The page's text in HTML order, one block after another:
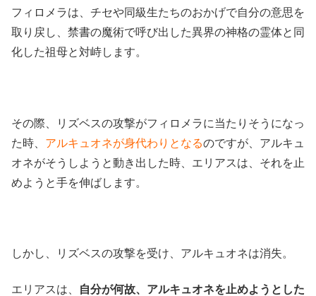
フィロメラは、チセや同級生たちのおかげで自分の意思を
取り戻し、禁書の魔術で呼び出した異界の神格の霊体と同
化した祖母と対峙します。
その際、リズベスの攻撃がフィロメラに当たりそうになっ
た時、 アルキュオネが身代わりとなるのですが、アルキュ
オネがそうしようと動き出した時、エリアスは、それを止
めようと手を伸ばします。
しかし、リズベスの攻撃を受け、アルキュオネは消失。
エリアスは、
自分が何故、アルキュオネを止めようとした